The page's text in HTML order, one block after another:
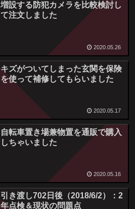
増設する防犯カメラを比較検討し
て注文しました
2020.05.26
キズがついてしまった玄関を保険
を使って補修してもらいました
2020.05.17
自転車置き場兼物置を通販で購入
しちゃいました
2020.05.16
引き渡し702日後（2018/6/2）：2
年点検＆現状の問題点